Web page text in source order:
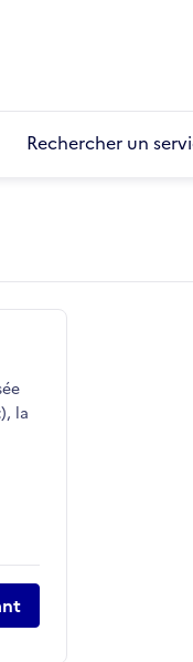
Rechercher un
), la